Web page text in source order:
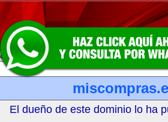
El dueño de este dominio lo ha